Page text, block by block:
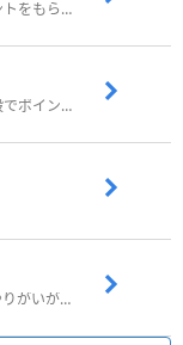
歩いてポイ活！日常生活でお得にポイントをもらおう
歩いたりアンケート回答など幅広い手段でポイントをゲット
ペットを育ってポイ活しよう！可愛くやりがいがある新感覚アプリ